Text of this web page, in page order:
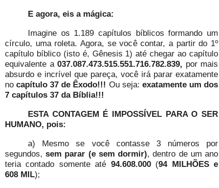
E agora, eis a mágica:
Imagine os 1.189 capítulos bíblicos formando um
círculo, uma roleta. Agora, se você contar, a partir do 1º
capítulo bíblico (isto é, Gênesis 1) até chegar ao capítulo
equivalente a 037.087.473.515.551.716.782.839, por mais
absurdo e incrível que pareça, você irá parar exatamente
nocapítulo 37 de Êxodo!!! Ou seja: exatamente um dos
7 capítulos 37 da Bíblia!!!
ESTA CONTAGEM É IMPOSSÍVEL PARA O SER
HUMANO, pois:
a) Mesmo se você contasse 3 números por
segundos,sem parar (e sem dormir), dentro de um ano
teria contado somente até 94.608.000(94 MILHÕES e
608 MIL);